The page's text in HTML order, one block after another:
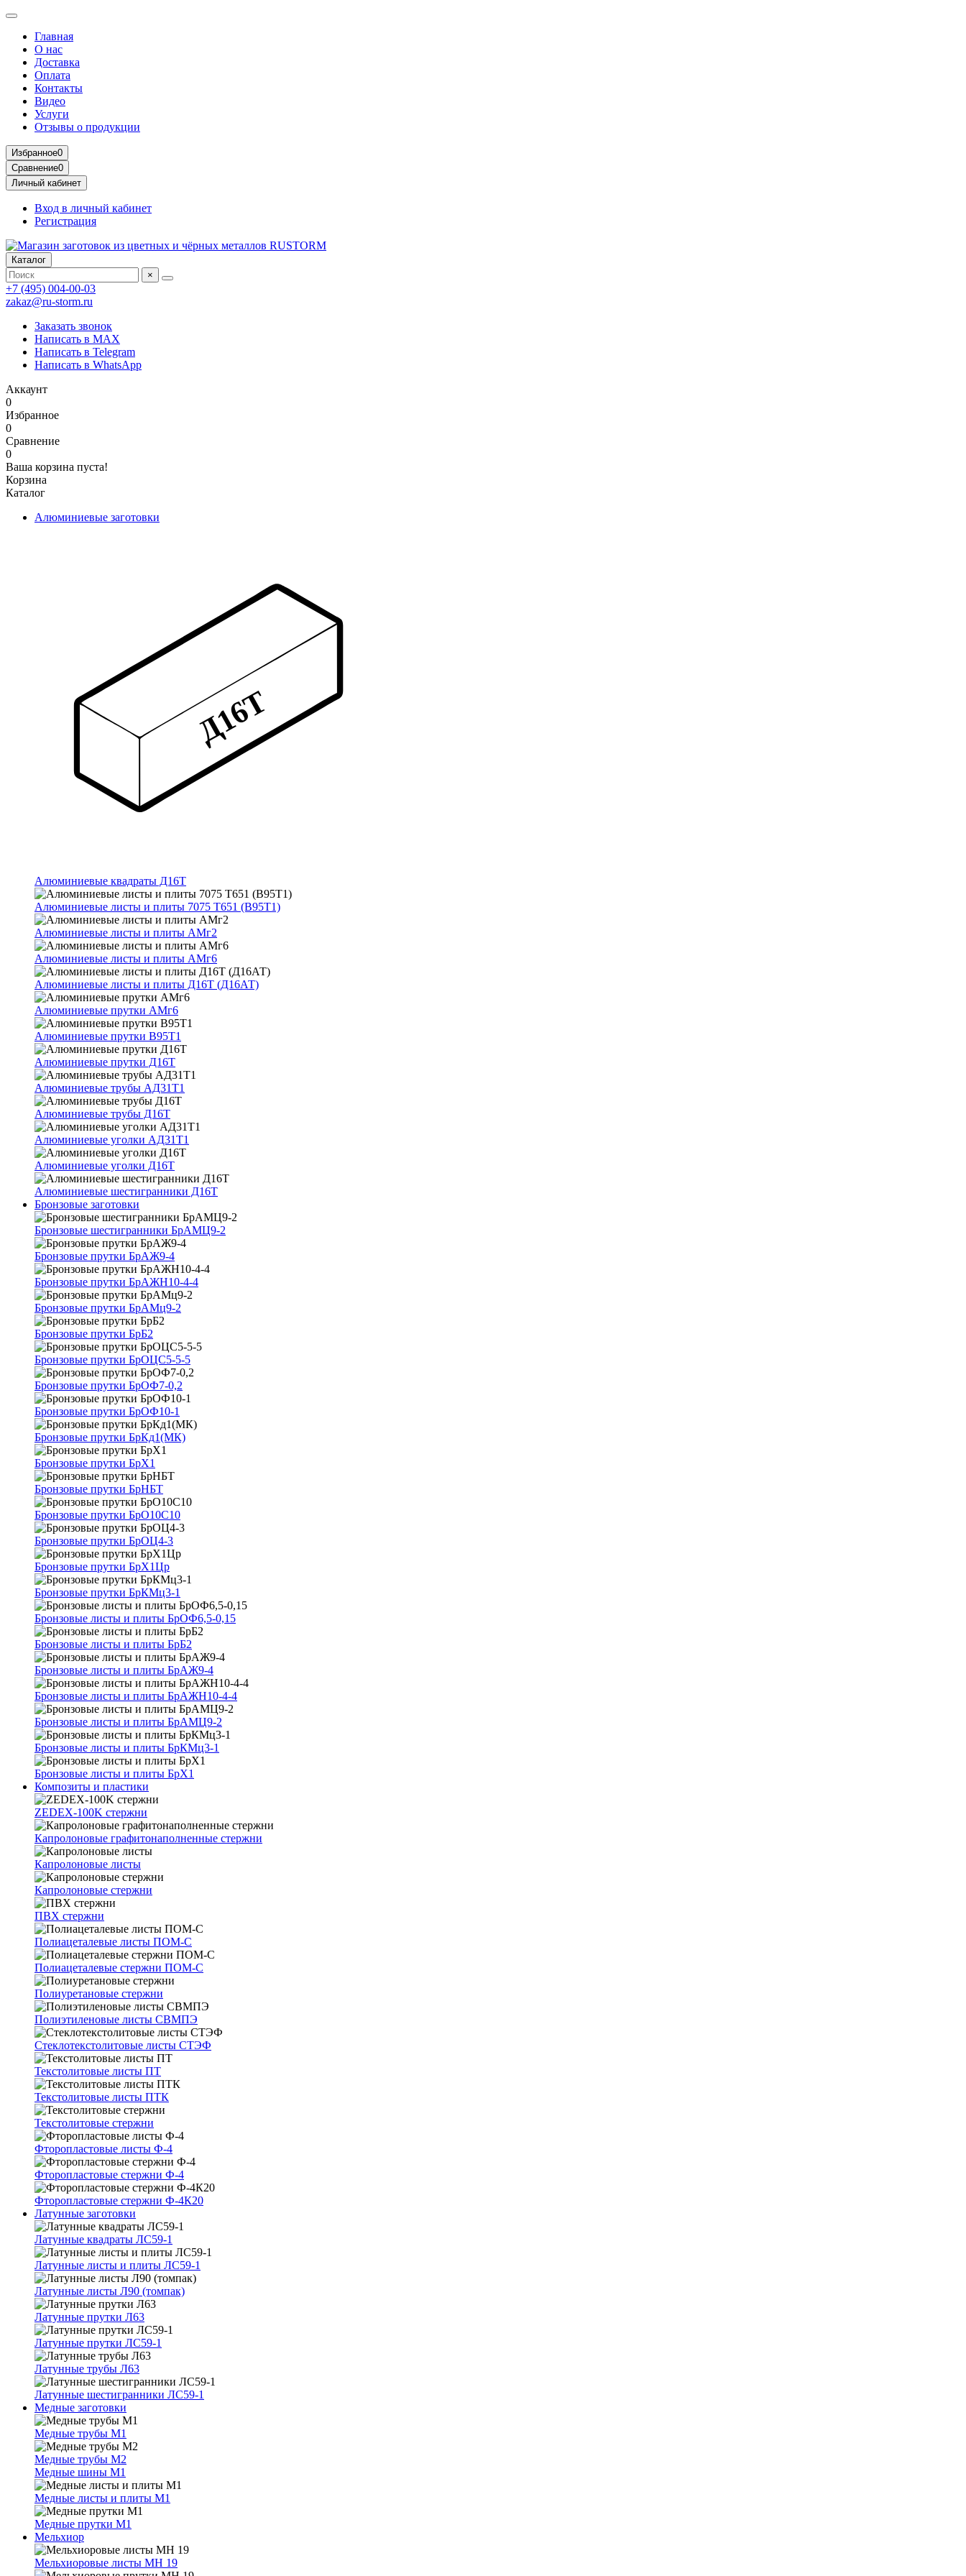
Главная
О нас
Доставка
Оплата
Контакты
Видео
Услуги
Отзывы о продукции
Избранное0
Сравнение0
Личный кабинет
Вход в личный кабинет
Регистрация
Каталог
×
+7 (495) 004-00-03
zakaz@ru-storm.ru
Заказать звонок
Написать в MAX
Написать в Telegram
Написать в WhatsApp
Аккаунт
0
Избранное
0
Сравнение
0
Ваша корзина пуста!
Корзина
Каталог
Алюминиевые заготовки
Алюминиевые квадраты Д16Т
Алюминиевые листы и плиты 7075 Т651 (В95Т1)
Алюминиевые листы и плиты АМг2
Алюминиевые листы и плиты АМг6
Алюминиевые листы и плиты Д16Т (Д16АТ)
Алюминиевые прутки АМг6
Алюминиевые прутки В95Т1
Алюминиевые прутки Д16Т
Алюминиевые трубы АД31Т1
Алюминиевые трубы Д16Т
Алюминиевые уголки АД31Т1
Алюминиевые уголки Д16Т
Алюминиевые шестигранники Д16Т
Бронзовые заготовки
Бронзовые шестигранники БрАМЦ9-2
Бронзовые прутки БрАЖ9-4
Бронзовые прутки БрАЖН10-4-4
Бронзовые прутки БрАМц9-2
Бронзовые прутки БрБ2
Бронзовые прутки БрОЦС5-5-5
Бронзовые прутки БрОФ7-0,2
Бронзовые прутки БрОФ10-1
Бронзовые прутки БрКд1(МК)
Бронзовые прутки БрХ1
Бронзовые прутки БрНБТ
Бронзовые прутки БрО10С10
Бронзовые прутки БрОЦ4-3
Бронзовые прутки БрХ1Цр
Бронзовые прутки БрКМц3-1
Бронзовые листы и плиты БрОФ6,5-0,15
Бронзовые листы и плиты БрБ2
Бронзовые листы и плиты БрАЖ9-4
Бронзовые листы и плиты БрАЖН10-4-4
Бронзовые листы и плиты БрАМЦ9-2
Бронзовые листы и плиты БрКМц3-1
Бронзовые листы и плиты БрХ1
Композиты и пластики
ZEDEX-100K стержни
Капролоновые графитонаполненные стержни
Капролоновые листы
Капролоновые стержни
ПВХ стержни
Полиацеталевые листы ПОМ-С
Полиацеталевые стержни ПОМ-С
Полиуретановые стержни
Полиэтиленовые листы СВМПЭ
Стеклотекстолитовые листы СТЭФ
Текстолитовые листы ПТ
Текстолитовые листы ПТК
Текстолитовые стержни
Фторопластовые листы Ф-4
Фторопластовые стержни Ф-4
Фторопластовые стержни Ф-4К20
Латунные заготовки
Латунные квадраты ЛС59-1
Латунные листы и плиты ЛС59-1
Латунные листы Л90 (томпак)
Латунные прутки Л63
Латунные прутки ЛС59-1
Латунные трубы Л63
Латунные шестигранники ЛС59-1
Медные заготовки
Медные трубы М1
Медные трубы М2
Медные шины М1
Медные листы и плиты М1
Медные прутки М1
Мельхиор
Мельхиоровые листы МН 19